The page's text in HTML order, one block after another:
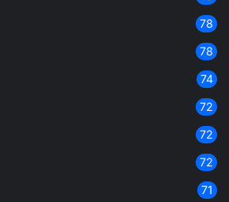
78
78
74
72
72
72
71